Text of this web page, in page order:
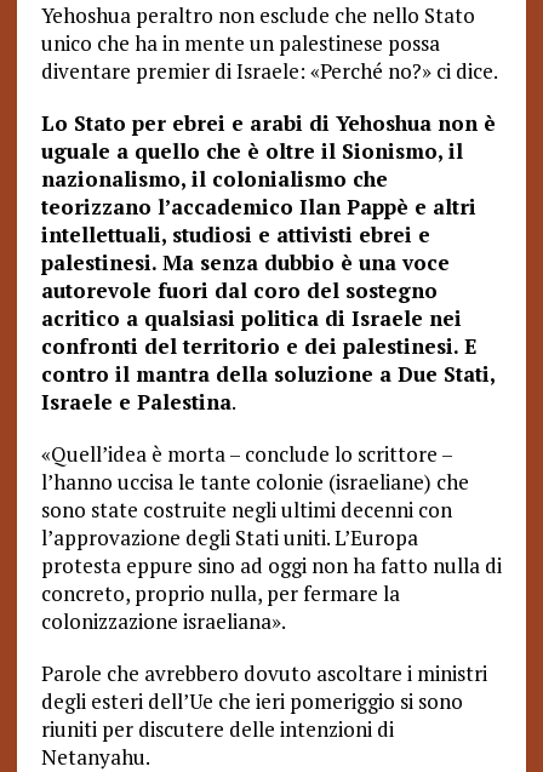
Yehoshua peraltro non esclude che nello Stato
unico che ha in mente un palestinese possa
diventare premier di Israele: «Perché no?» ci dice.
Lo Stato per ebrei e arabi di Yehoshua non è
uguale a quello che è oltre il Sionismo, il
nazionalismo, il colonialismo che
teorizzano l’accademico Ilan Pappè e altri
intellettuali, studiosi e attivisti ebrei e
palestinesi. Ma senza dubbio è una voce
autorevole fuori dal coro del sostegno
acritico a qualsiasi politica di Israele nei
confronti del territorio e dei palestinesi. E
contro il mantra della soluzione a Due Stati,
Israele e Palestina.
«Quell’idea è morta – conclude lo scrittore –
l’hanno uccisa le tante colonie (israeliane) che
sono state costruite negli ultimi decenni con
l’approvazione degli Stati uniti. L’Europa
protesta eppure sino ad oggi non ha fatto nulla di
concreto, proprio nulla, per fermare la
colonizzazione israeliana».
Parole che avrebbero dovuto ascoltare i ministri
degli esteri dell’Ue che ieri pomeriggio si sono
riuniti per discutere delle intenzioni di
Netanyahu.